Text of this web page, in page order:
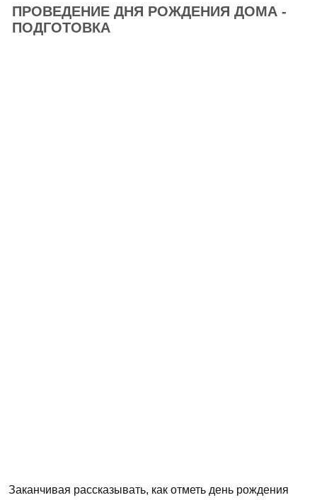
ПРОВЕДЕНИЕ ДНЯ РОЖДЕНИЯ ДОМА -
ПОДГОТОВКА
Заканчивая рассказывать, как отметь день рождения